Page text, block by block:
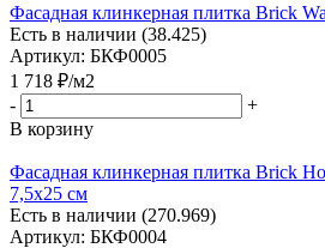
Фасадная клинкерная плитка Brick
Есть в наличии (38.425)
Артикул: БКФ0005
1 718 ₽/м2
-
+
В корзину
Фасадная клинкерная плитка Brick
7,5x25 см
Есть в наличии (270.969)
Артикул: БКФ0004